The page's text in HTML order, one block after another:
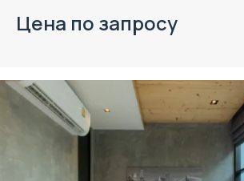
Цена по запросу